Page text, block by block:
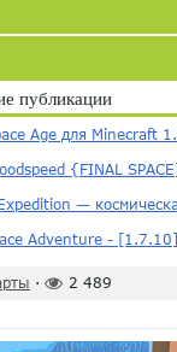
публикации
Age для Minecraft
{FINAL
—
Adventure -
· 2 489